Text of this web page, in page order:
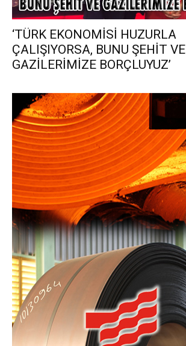
‘TÜRK EKONOMİSİ HUZURLA
ÇALIŞIYORSA, BUNU ŞEHİT VE
GAZİLERİMİZE BORÇLUYUZ’